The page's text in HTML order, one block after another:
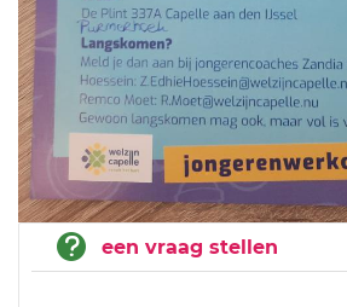
een vraag stellen